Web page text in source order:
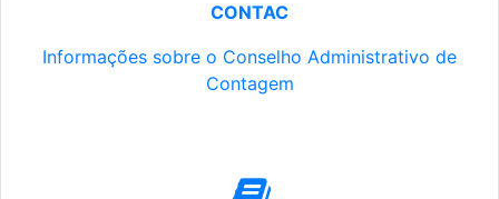
CONTAC
Informações sobre o Conselho Administrativo de
Contagem